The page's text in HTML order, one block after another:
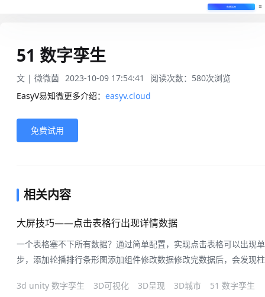
免费试用
51 数字孪生
文 | 微微菌 2023-10-09 17:54:41 阅读次数： 580次浏览
EasyV易知微更多介绍： easyv.cloud
免费试用
相关内容
大屏技巧——点击表格行出现详情数据
一个表格塞不下所有数据？通过简单配置，实现点击表格可以出现
步，添加轮播排行条形图添加组件修改数据修改完数据后，会发现
字段中，找到柱子所对应的字段，修改最大值，让柱子有地方可以
3d unity 数字孪生 3D可视化 3D呈现 3D城市 51 数字孪生